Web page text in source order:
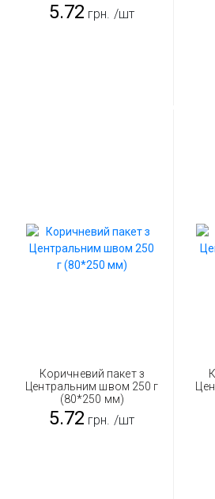
5.72 грн. /шт
Коричневий пакет з
Центральним швом 250 г
(80*250 мм)
5.72 грн. /шт